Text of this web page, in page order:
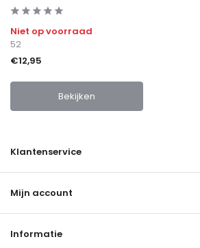
Niet op voorraad
52
€12,95
Bekijken
Klantenservice
Mijn account
Informatie